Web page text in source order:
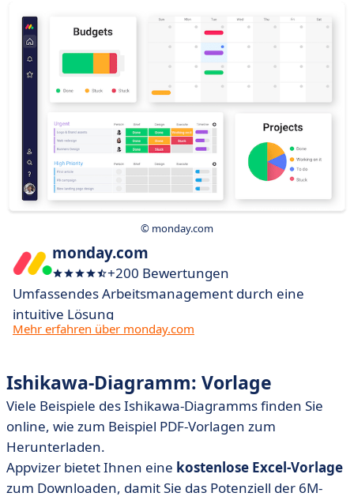
© monday.com
monday.com
+200 Bewertungen
Umfassendes Arbeitsmanagement durch eine
intuitive Lösung
Mehr erfahren über monday.com
Ishikawa-Diagramm: Vorlage
Viele Beispiele des Ishikawa-Diagramms finden Sie
online, wie zum Beispiel PDF-Vorlagen zum
Herunterladen.
Appvizer bietet Ihnen eine kostenlose Excel-Vorlage
zum Downloaden, damit Sie das Potenziell der 6M-